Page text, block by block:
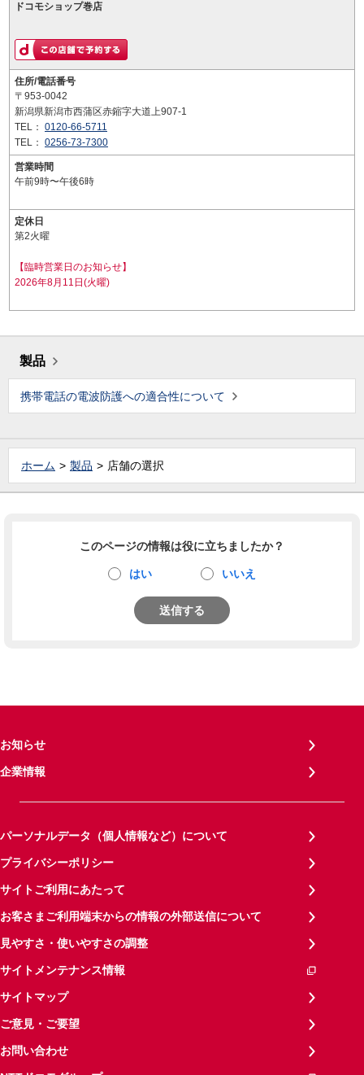
ドコモショップ巻店
住所/電話番号
〒953-0042
新潟県新潟市西蒲区赤鏥字大道上907-1
TEL： 0120-66-5711
TEL： 0256-73-7300
営業時間
午前9時〜午後6時
定休日
第2火曜
【臨時営業日のお知らせ】
2026年8月11日(火曜)
製品
携帯電話の電波防護への適合性について
ホーム 製品 店舗の選択
このページの情報は役に立ちましたか？
はい いいえ
送信する
お知らせ
企業情報
パーソナルデータ（個人情報など）について
プライバシーポリシー
サイトご利用にあたって
お客さまご利用端末からの情報の外部送信について
見やすさ・使いやすさの調整
サイトメンテナンス情報
サイトマップ
ご意見・ご要望
お問い合わせ